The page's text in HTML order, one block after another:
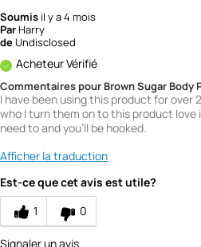
Soumis il y a 4 mois
ParHarry
deUndisclosed
Acheteur Vérifié
Commentaires pour Brown Sugar Body
I have been using this product for over
who I turn them on to this product love
need to and you'll be hooked.
Afficher la traduction
Est-ce que cet avis est utile?
1
0
Signaler un avis